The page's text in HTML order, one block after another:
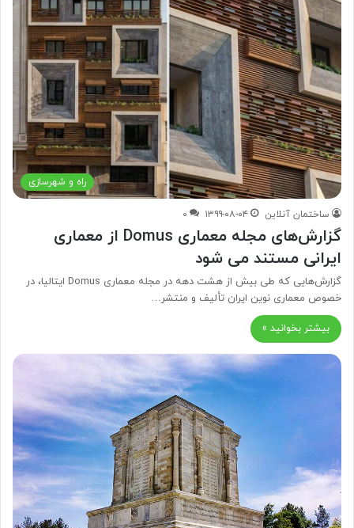
راه و شهرسازی
ساختمان آنلاین ۱۳۹۹-۰۸-۰۴ ۰
گزارش‌های مجله معماری Domus از معماری
ایرانی مستند می شود
گزارش‌هایی که طی بیش از هشت دهه در مجله معماری Domus ایتالیا، در
خصوص معماری نوین ایران تألیف و منتشر…
بیشتر بخوانید »